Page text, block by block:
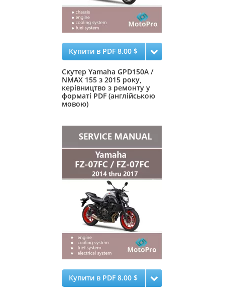
Купити в PDF 8.00 $
Скутер Yamaha GPD150A /
NMAX 155 з 2015 року,
керівництво з ремонту у
форматі PDF (англійською
мовою)
Купити в PDF 8.00 $